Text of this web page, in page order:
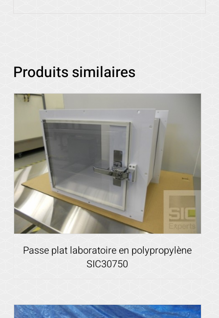
Produits similaires
Passe plat laboratoire en polypropylène
SIC30750